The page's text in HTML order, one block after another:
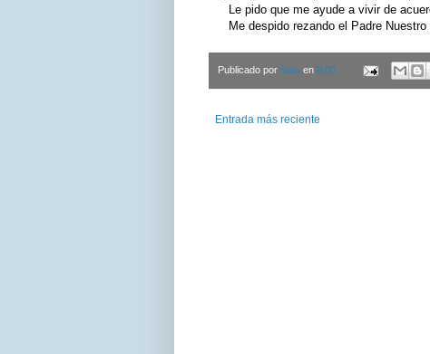
Le pido que me ayude a vivir de
Me despido rezando el Padre Nuestro
Publicado por Satu en 0:00
Entrada más reciente